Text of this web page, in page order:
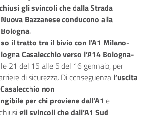
chiusi gli svincoli che dalla Strada
Bazzanese conducono alla
il tratto tra il bivio con l’A1 Milano-
Casalecchio verso l’A14 Bologna-
21 del 15 alle 5 del 16 gennaio, per
di sicurezza. Di conseguenza l’uscita
non
per chi proviene dall’A1 e
gli svincoli che dall’A1 Sud